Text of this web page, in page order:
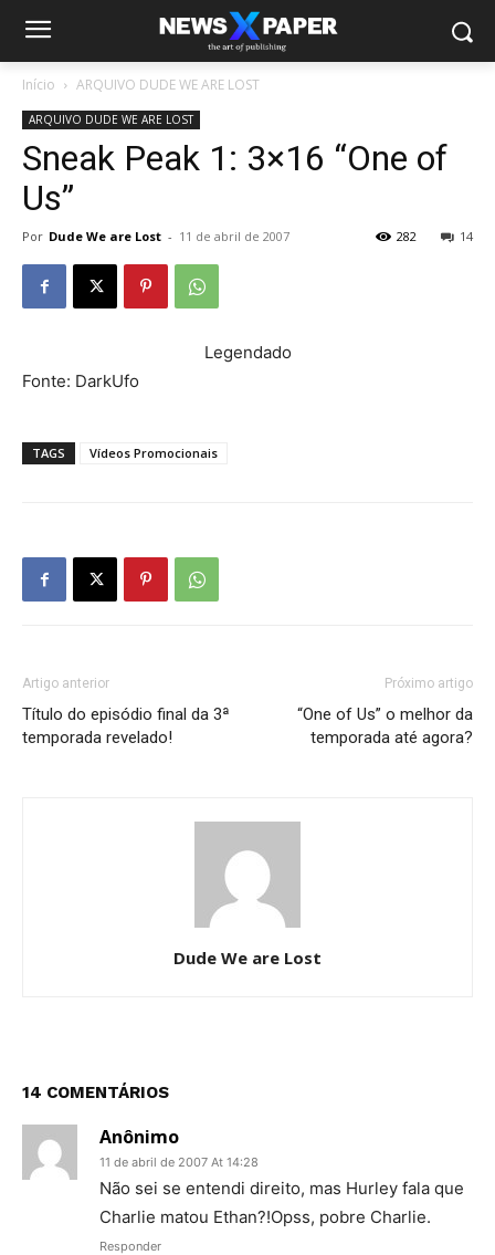
Início ARQUIVO DUDE WE ARE LOST
ARQUIVO DUDE WE ARE LOST
Sneak Peak 1: 3×16 “One of
Us”
Por Dude We are Lost - 11 de abril de 2007 14
282
Legendado
Fonte: DarkUfo
TAGS Vídeos Promocionais
Artigo anterior
Título do episódio final da 3ª
temporada revelado!
Próximo artigo
“One of Us” o melhor da
temporada até agora?
Dude We are Lost
14 COMENTÁRIOS
Anônimo
11 de abril de 2007 At 14:28
Não sei se entendi direito, mas Hurley fala que
Charlie matou Ethan?!Opss, pobre Charlie.
Responder